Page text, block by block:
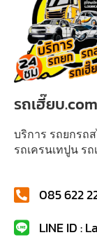
รถเฮี๊ยบ.com
บริการ รถยกรถส
รถเครนเทปูน ร
085 622
LINE ID :